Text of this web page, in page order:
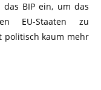
BIP ein, um das
EU-Staaten zu
politisch kaum mehr